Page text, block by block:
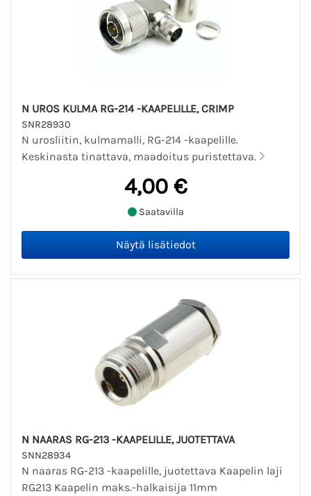
N UROS KULMA RG-214 -KAAPELILLE, CRIMP
SNR28930
N urosliitin, kulmamalli, RG-214 -kaapelille.
Keskinasta tinattava, maadoitus puristettava.
4,00 €
Saatavilla
N NAARAS RG-213 -KAAPELILLE, JUOTETTAVA
SNN28934
N naaras RG-213 -kaapelille, juotettava Kaapelin laji
RG213 Kaapelin maks.-halkaisija 11mm